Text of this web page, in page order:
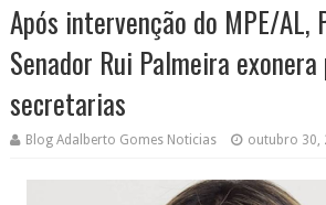
Após intervenção do MPE/AL,
Senador Rui Palmeira
secretarias
Blog Adalberto Gomes Noticias outubro 30,